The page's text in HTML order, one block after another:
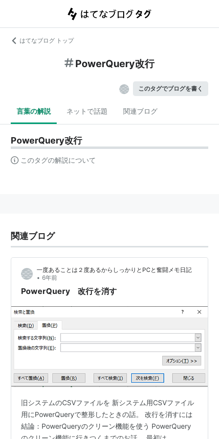
はてなブログ トップ
PowerQuery改行
このタグでブログを書く
言葉の解説 ネットで話題 関連ブログ
PowerQuery改行
このタグの解説について
関連ブログ
一度あることは２度あるからしっかりとPCと奮闘メモ日記
• 6年前
PowerQuery 改行を消す
旧システムのCSVファイルを 新システム用CSVファイル
用にPowerQueryで整形したときの話。 改行を消すには
結論：PowerQueryのクリーン機能を使う PowerQuery